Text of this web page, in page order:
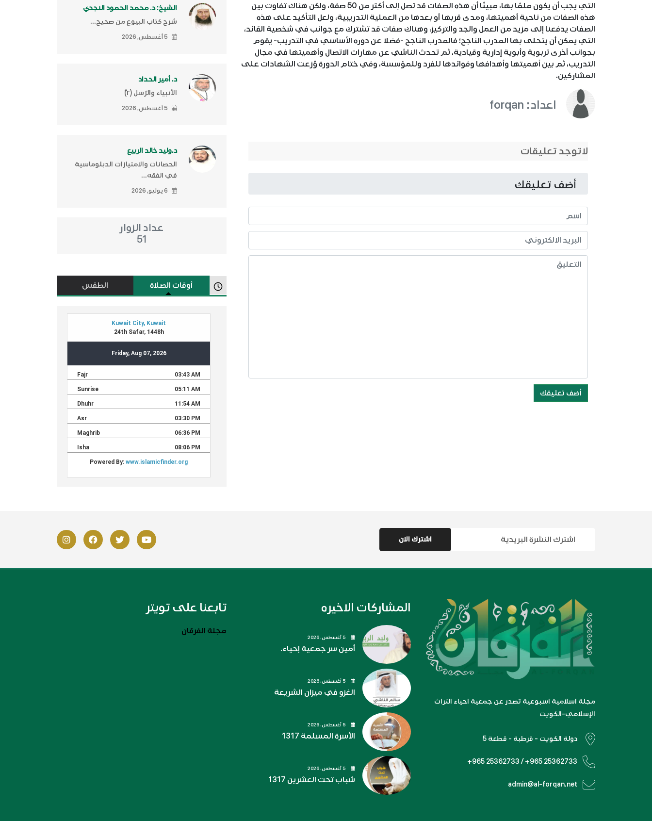
التي يجب أن يكون ملمًا بها، مبينًا أن هذه الصفات قد تصل إلى أكثر من 50 صفة، ولكن هناك تفاوت بين
هذه الصفات من ناحية أهميتها، ومدى قربها أو بعدها من العملية التدريبية، ولعل التأكيد على هذه
الصفات يدفعنا إلى مزيد من العمل والجد والتركيز، وهناك صفات قد تشترك مع جوانب في شخصية القائد،
التي يمكن أن يتحلى بها المدرب الناجح؛ فالمدرب الناجح -فضلا عن دوره الأساسي في التدريب- يقوم
بجوانب أخرى تربوية وأبوية إدارية وقيادية. ثم تحدث الناشي عن مهارات الاتصال وأهميتها في مجال
التدريب، ثم بين أهميتها وأهدافها وفوائدها للفرد وللمؤسسة، وفي ختام الدورة وُزعت الشهادات على
المشاركين.
اعداد: forqan
لاتوجد تعليقات
أضف تعليقك
أضف تعليقك
الشيخ: د. محمد الحمود النجدي
شرح كتاب البيوع من صحيح...
5 أغسطس, 2026
د. أمير الحداد
الأنبياء والرّسل (٢)ّ
5 أغسطس, 2026
د.وليد خالد الربيع
الحصانات والامتيازات الدبلوماسية
في الفقه...
6 يوليو, 2026
عداد الزوار
51
أوقات الصلاة الطقس
مجلة اسلامية اسبوعية تصدر عن جمعية احياء التراث
الإسلامي-الكويت
دولة الكويت - قرطبة - قطعة 5
+965 25362733 / +965 25362733
admin@al-forqan.net
المشاركات الاخيره
أمين سر جمعية إحياء.
الغزو في ميزان الشريعة
الأسرة المسلمة 1317
شباب تحت العشرين 1317
تابعنا على تويتر
مجلة الفرقان